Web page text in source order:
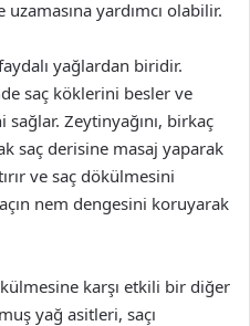
uzamasına yardımcı olabilir.
yağlardan biridir.
saç köklerini besler ve
Zeytinyağını, birkaç
saç derisine masaj yaparak
ve saç dökülmesini
nem dengesini koruyarak
karşı etkili bir diğer
yağ asitleri, saçı